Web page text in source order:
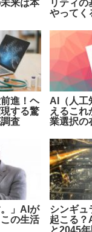
来は本
リティの
やってく
進！ヘ
する驚
査
AI（人工
えるこれ
業選択の
。」AIが
の生活
シンギュ
起こる？